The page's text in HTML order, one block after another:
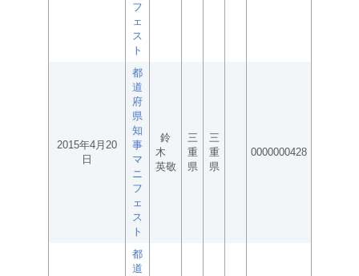
フ
ェ
ス
ト
2015年4月20
日
都
道
府
県
知
事
マ
ニ
フ
ェ
ス
ト
鈴
木
英敬
三
重
県
三
重
県
0000000428
都
道